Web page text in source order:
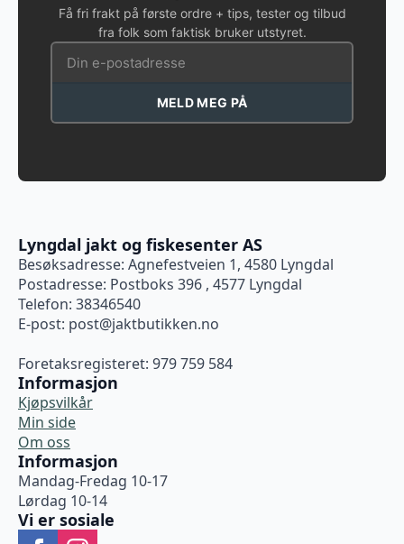
produktsiden
på
produktsiden
Få fri frakt på første ordre + tips, tester og tilbud
fra folk som faktisk bruker utstyret.
MELD MEG PÅ
Lyngdal jakt og fiskesenter AS
Besøksadresse: Agnefestveien 1, 4580 Lyngdal
Postadresse: Postboks 396 , 4577 Lyngdal
Telefon: 38346540
E-post: post@jaktbutikken.no
Foretaksregisteret: 979 759 584
Informasjon
Kjøpsvilkår
Min side
Om oss
Informasjon
Mandag-Fredag 10-17
Lørdag 10-14
Vi er sosiale